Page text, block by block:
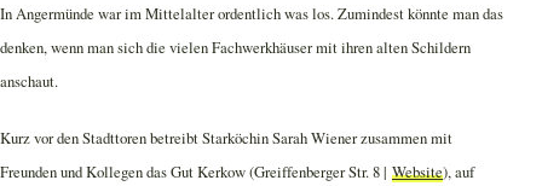
In Angermünde war im Mittelalter ordentlich was los. Zumindest könnte man das
denken, wenn man sich die vielen Fachwerkhäuser mit ihren alten Schildern
anschaut.
Kurz vor den Stadttoren betreibt Starköchin Sarah Wiener zusammen mit
Freunden und Kollegen das Gut Kerkow (Greiffenberger Str. 8 | Website), auf